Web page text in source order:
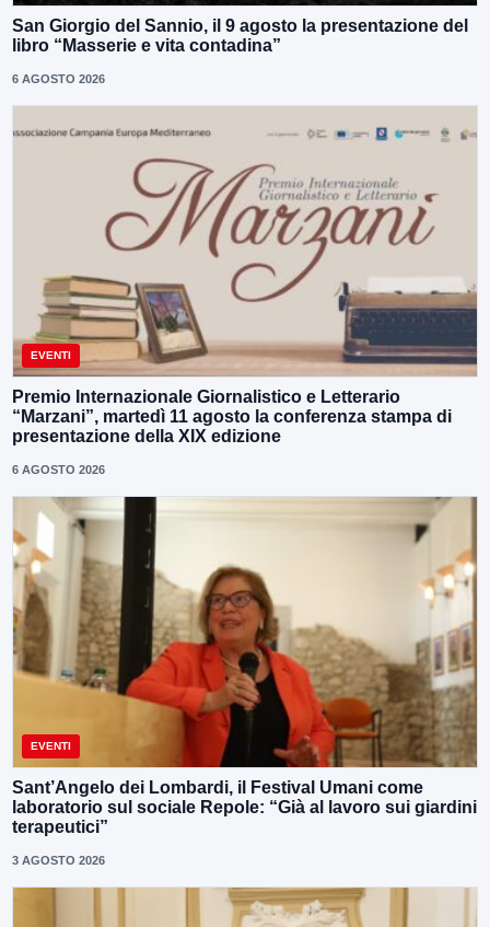
San Giorgio del Sannio, il 9 agosto la presentazione del
libro “Masserie e vita contadina”
6 AGOSTO 2026
EVENTI
Premio Internazionale Giornalistico e Letterario
“Marzani”, martedì 11 agosto la conferenza stampa di
presentazione della XIX edizione
6 AGOSTO 2026
EVENTI
Sant’Angelo dei Lombardi, il Festival Umani come
laboratorio sul sociale Repole: “Già al lavoro sui giardini
terapeutici”
3 AGOSTO 2026